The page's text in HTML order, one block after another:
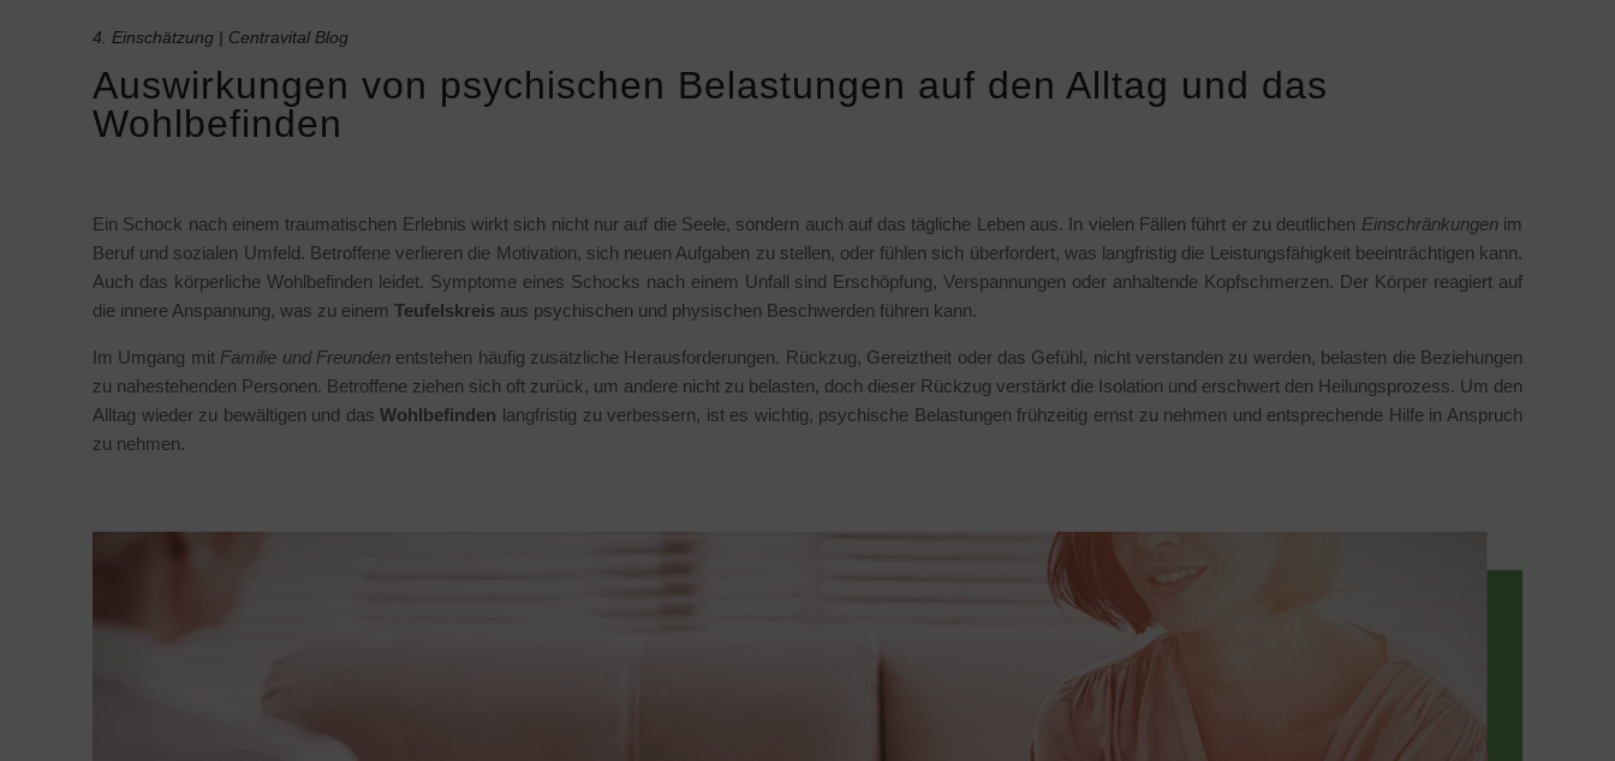
4. Einschätzung | Centravital Blog
Auswirkungen von psychischen Belastungen auf den Alltag und das
Wohlbefinden
Ein Schock nach einem traumatischen Erlebnis wirkt sich nicht nur auf die Seele, sondern auch auf das tägliche Leben aus. In vielen Fällen führt er zu deutlichen Einschränkungenim
Beruf und sozialen Umfeld. Betroffene verlieren die Motivation, sich neuen Aufgaben zu stellen, oder fühlen sich überfordert, was langfristig die Leistungsfähigkeit beeinträchtigen kann.
Auch das körperliche Wohlbefinden leidet. Symptome eines Schocks nach einem Unfall sind Erschöpfung, Verspannungen oder anhaltende Kopfschmerzen. Der Körper reagiert auf
die innere Anspannung, was zu einem Teufelskreis aus psychischen und physischen Beschwerden führen kann.
Im Umgang mit Familie und Freundenentstehen häufig zusätzliche Herausforderungen. Rückzug, Gereiztheit oder das Gefühl, nicht verstanden zu werden, belasten die Beziehungen
zu nahestehenden Personen. Betroffene ziehen sich oft zurück, um andere nicht zu belasten, doch dieser Rückzug verstärkt die Isolation und erschwert den Heilungsprozess. Um den
Alltag wieder zu bewältigen und dasWohlbefinden langfristig zu verbessern, ist es wichtig, psychische Belastungen frühzeitig ernst zu nehmen und entsprechende Hilfe in Anspruch
zu nehmen.